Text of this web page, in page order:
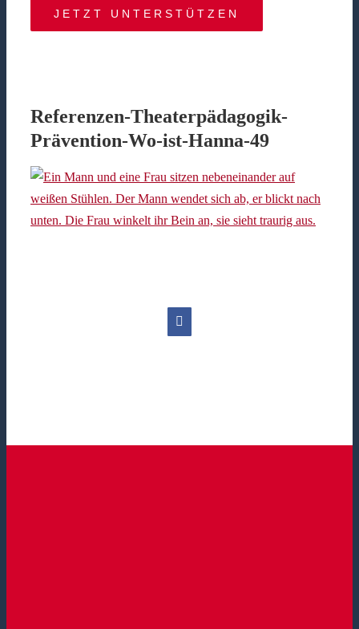
JETZT UNTERSTÜTZEN
Referenzen-Theaterpädagogik-
Prävention-Wo-ist-Hanna-49
Facebook